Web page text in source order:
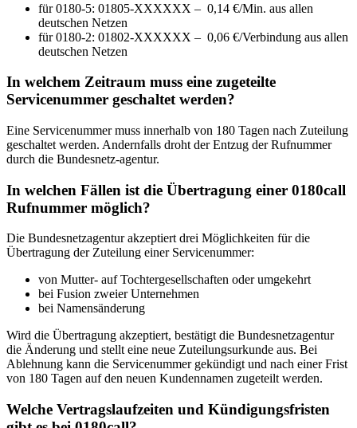
für 0180-5: 01805-XXXXXX – 0,14 €/Min. aus allen
deutschen Netzen
für 0180-2: 01802-XXXXXX – 0,06 €/Verbindung aus allen
deutschen Netzen
In welchem Zeitraum muss eine zugeteilte
Servicenummer geschaltet werden?
Eine Servicenummer muss innerhalb von 180 Tagen nach Zuteilung
geschaltet werden. Andernfalls droht der Entzug der Rufnummer
durch die Bundesnetz-agentur.
In welchen Fällen ist die Übertragung einer 0180call
Rufnummer möglich?
Die Bundesnetzagentur akzeptiert drei Möglichkeiten für die
Übertragung der Zuteilung einer Servicenummer:
von Mutter- auf Tochtergesellschaften oder umgekehrt
bei Fusion zweier Unternehmen
bei Namensänderung
Wird die Übertragung akzeptiert, bestätigt die Bundesnetzagentur
die Änderung und stellt eine neue Zuteilungsurkunde aus. Bei
Ablehnung kann die Servicenummer gekündigt und nach einer Frist
von 180 Tagen auf den neuen Kundennamen zugeteilt werden.
Welche Vertragslaufzeiten und Kündigungsfristen